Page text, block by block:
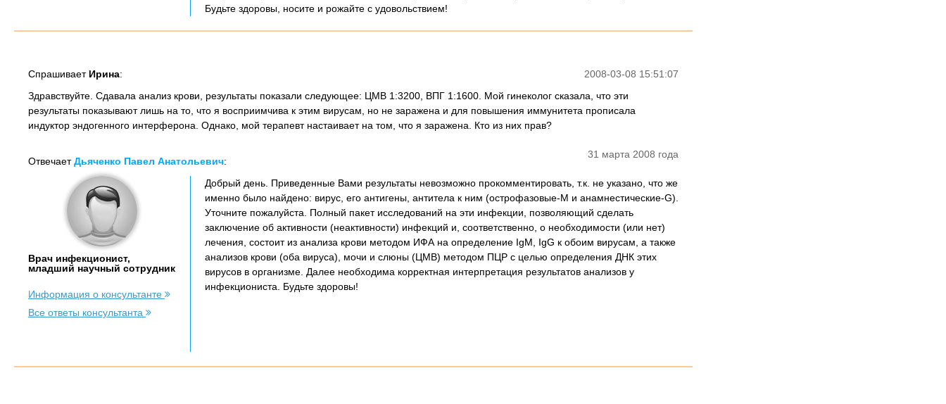
Будьте здоровы, носите и рожайте с удовольствием!
2008-03-08 15:51:07
Спрашивает Ирина:
Здравствуйте. Сдавала анализ крови, результаты показали следующее: ЦМВ 1:3200, ВПГ 1:1600. Мой гинеколог сказала, что эти
результаты показывают лишь на то, что я восприимчива к этим вирусам, но не заражена и для повышения иммунитета прописала
индуктор эндогенного интерферона. Однако, мой терапевт настаивает на том, что я заражена. Кто из них прав?
31 марта 2008 года
ОтвечаетДьяченко Павел Анатольевич:
Врач инфекционист,
младший научный сотрудник
Информация о консультанте
Все ответы консультанта
Добрый день. Приведенные Вами результаты невозможно прокомментировать, т.к. не указано, что же
именно было найдено: вирус, его антигены, антитела к ним (острофазовые-М и анамнестические-G).
Уточните пожалуйста. Полный пакет исследований на эти инфекции, позволяющий сделать
заключение об активности (неактивности) инфекций и, соответственно, о необходимости (или нет)
лечения, состоит из анализа крови методом ИФА на определение IgM, IgG к обоим вирусам, а также
анализов крови (оба вируса), мочи и слюны (ЦМВ) методом ПЦР с целью определения ДНК этих
вирусов в организме. Далее необходима корректная интерпретация результатов анализов у
инфекциониста. Будьте здоровы!